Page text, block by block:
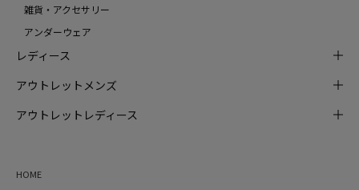
雑貨・アクセサリー
アンダーウェア
レディース
アウトレットメンズ
アウトレットレディース
HOME